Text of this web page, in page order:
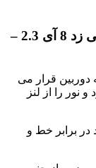
روی تفنگ زاواروسکی زد 8 آی 2.3 –
قرار می
نور را از لنز
برابر خط و